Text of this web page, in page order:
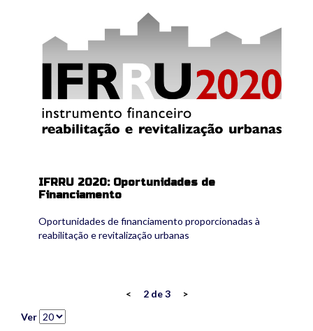
IFRRU 2020: Oportunidades de
Financiamento
Oportunidades de financiamento proporcionadas à
reabilitação e revitalização urbanas
< 2 de 3
>
Ver